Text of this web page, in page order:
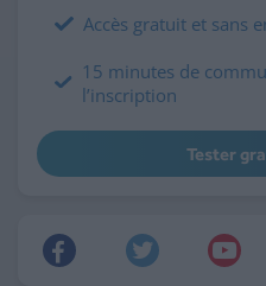
Accès gratuit et sans
15 minutes de
l’inscription
Tester